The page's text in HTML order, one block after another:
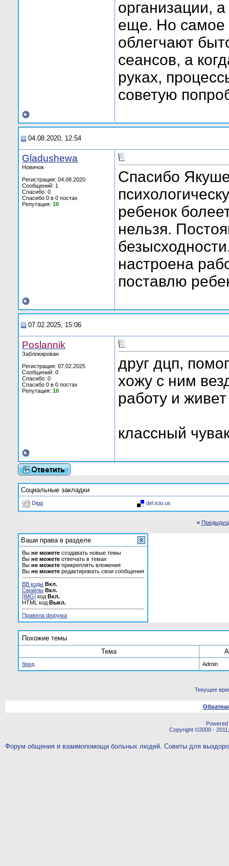
организации,
еще. Но самое
облегчают
сеансов, а
руках,
советую
04.08.2020, 12:54
Gladushewa
Новичок
Регистрация: 04.08.2020
Сообщений: 1
Спасибо: 0
Спасибо 0 в 0 постах
Репутация: 10
Спасибо
ребенок
нельзя.
настроена
поставлю
07.02.2025, 15:06
Poslannik
Заблокирован
Регистрация: 07.02.2025
Сообщений: 0
Спасибо: 0
Спасибо 0 в 0 постах
Репутация: 10
друг дцп,
хожу с ним
работу и
классный
Социальные закладки
Digg del.icio.us
«
Ваши права в разделе
Вы не можете создавать новые темы
Вы не можете отвечать в темах
Вы не можете прикреплять вложения
Вы не можете редактировать свои сообщения
BB коды Вкл.
Смайлы Вкл.
[IMG] код Вкл.
HTML код Выкл.
Правила форума
Похожие темы
Тема
бред Admin
Текущее
Copyright ©2000 -
Форум общения и взаимопомощи больных людей. Советы для